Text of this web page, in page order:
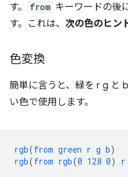
す。
from キーワードの後
す。これは、 次の色のヒン
色変換
簡単に言うと、緑を r g と
い色で使用します。
rgb(from green r g b)
rgb(from rgb(0 128 0) r